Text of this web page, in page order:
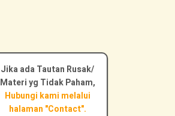
Jika ada Tautan Rusak/
Materi yg Tidak Paham,
Hubungi kami melalui
halaman "Contact".